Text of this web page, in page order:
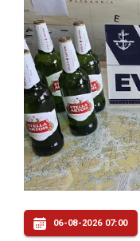
06-08-2026 07:00